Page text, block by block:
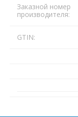
Заказной номер
производителя:
GTIN: